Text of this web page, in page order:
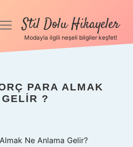
menüyüStil Dolu Hikayeler
Modayla ilgili neşeli bilgiler keşfet!
PARA ALMAK
?
Ne Anlama Gelir?